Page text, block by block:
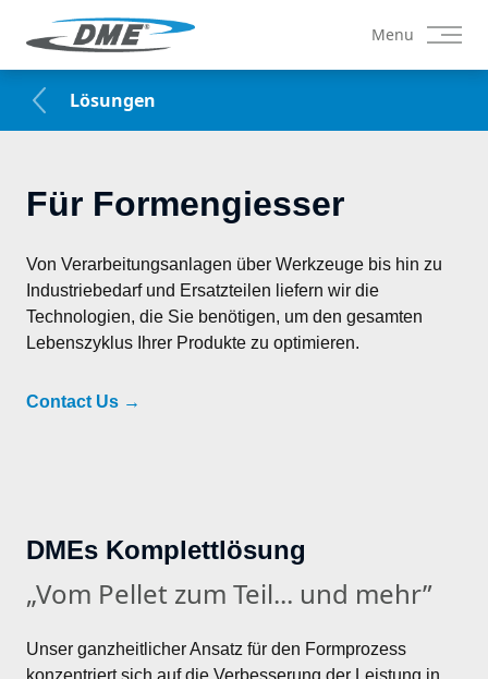
Menu
Lösungen
Für Formengiesser
Von Verarbeitungsanlagen über Werkzeuge bis hin zu
Industriebedarf und Ersatzteilen liefern wir die
Technologien, die Sie benötigen, um den gesamten
Lebenszyklus Ihrer Produkte zu optimieren.
Contact Us →
DMEs Komplettlösung
„Vom Pellet zum Teil... und mehr”
Unser ganzheitlicher Ansatz für den Formprozess
konzentriert sich auf die Verbesserung der Leistung in